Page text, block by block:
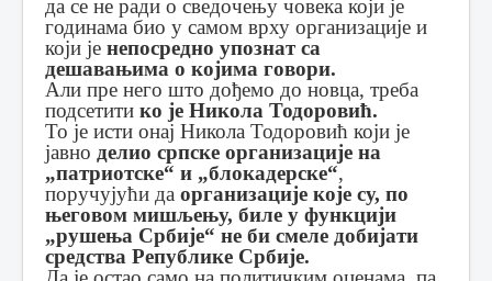
да се не ради о сведочењу човека који је
годинама био у самом врху организације и
који је непосредно упознат са
дешавањима о којима говори.
Али пре него што дођемо до новца, треба
подсетити ко је Никола Тодоровић.
То је исти онај Никола Тодоровић који је
јавно делио српске организације на
„патриотске“ и „блокадерске“,
поручујући да организације које су, по
његовом мишљењу, биле у функцији
„рушења Србије“ не би смеле добијати
средства Републике Србије.